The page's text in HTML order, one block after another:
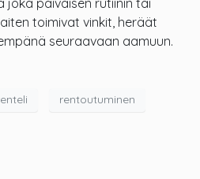
toimivat vinkit, heräät
seuraavaan aamuun.
rentoutuminen